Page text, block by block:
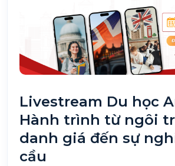
Livestream Du học
Hành trình từ ngôi
danh giá đến sự
cầu